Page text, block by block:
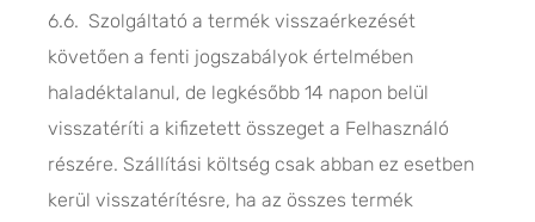
6.6. Szolgáltató a termék visszaérkezését
követően a fenti jogszabályok értelmében
haladéktalanul, de legkésőbb 14 napon belül
visszatéríti a kifizetett összeget a Felhasználó
részére. Szállítási költség csak abban ez esetben
kerül visszatérítésre, ha az összes termék